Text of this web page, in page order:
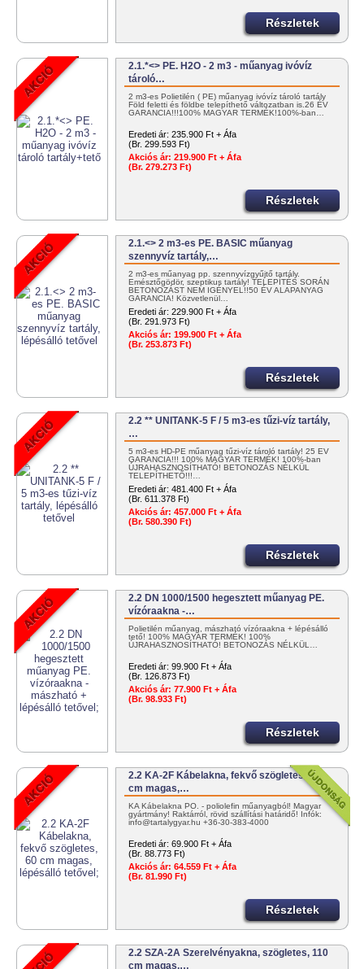
Részletek
2.1.*<> PE. H2O - 2 m3 - műanyag ivóvíz
tároló…
2 m3-es Polietilén ( PE) műanyag ivóvíz tároló tartály
Föld feletti és földbe telepíthető változatban is.26 ÉV
GARANCIA!!!100% MAGYAR TERMÉK!100%-ban…
Eredeti ár: 235.900 Ft + Áfa
(Br. 299.593 Ft)
Akciós ár: 219.900 Ft + Áfa
(Br. 279.273 Ft)
Részletek
2.1.<> 2 m3-es PE. BASIC műanyag
szennyvíz tartály,…
2 m3-es műanyag pp. szennyvízgyűjtő tartály.
Emésztőgödör, szeptikus tartály! TELEPÍTÉS SORÁN
BETONOZÁST NEM IGÉNYEL!!50 ÉV ALAPANYAG
GARANCIA! Közvetlenül…
Eredeti ár: 229.900 Ft + Áfa
(Br. 291.973 Ft)
Akciós ár: 199.900 Ft + Áfa
(Br. 253.873 Ft)
Részletek
2.2 ** UNITANK-5 F / 5 m3-es tűzi-víz tartály,
…
5 m3-es HD-PE műanyag tűzi-víz tároló tartály! 25 ÉV
GARANCIA!!! 100% MAGYAR TERMÉK! 100%-ban
ÚJRAHASZNOSÍTHATÓ! BETONOZÁS NÉLKÜL
TELEPÍTHETŐ!!!…
Eredeti ár: 481.400 Ft + Áfa
(Br. 611.378 Ft)
Akciós ár: 457.000 Ft + Áfa
(Br. 580.390 Ft)
Részletek
2.2 DN 1000/1500 hegesztett műanyag PE.
vízóraakna -…
Polietilén műanyag, mászható vízóraakna + lépésálló
tető! 100% MAGYAR TERMÉK! 100%
ÚJRAHASZNOSÍTHATÓ! BETONOZÁS NÉLKÜL…
Eredeti ár: 99.900 Ft + Áfa
(Br. 126.873 Ft)
Akciós ár: 77.900 Ft + Áfa
(Br. 98.933 Ft)
Részletek
2.2 KA-2F Kábelakna, fekvő szögletes, 60
cm magas,…
KA Kábelakna PO. - poliolefin műanyagból! Magyar
gyártmány! Raktárról, rövid szállítási határidő! Infók:
info@tartalygyar.hu +36-30-383-4000
Eredeti ár: 69.900 Ft + Áfa
(Br. 88.773 Ft)
Akciós ár: 64.559 Ft + Áfa
(Br. 81.990 Ft)
Részletek
2.2 SZA-2A Szerelvényakna, szögletes, 110
cm magas,…